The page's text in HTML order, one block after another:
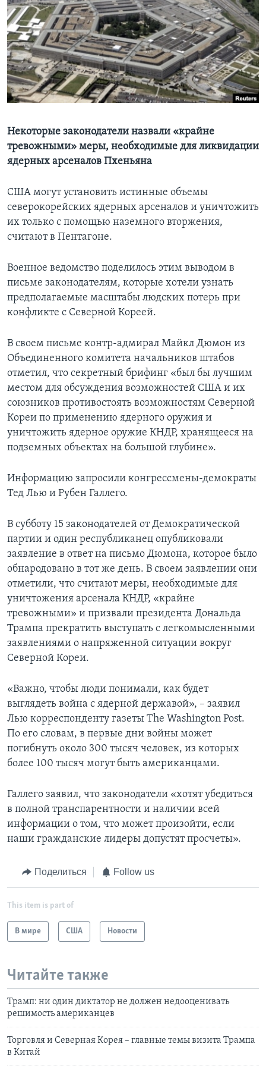
Learning English
СОЦИАЛЬНЫЕ СЕТИ
Некоторые законодатели назвали «крайне
тревожными» меры, необходимые для ликвидации
ядерных арсеналов Пхеньяна
США могут установить истинные объемы
северокорейских ядерных арсеналов и уничтожить
их только с помощью наземного вторжения,
считают в Пентагоне.
Военное ведомство поделилось этим выводом в
письме законодателям, которые хотели узнать
предполагаемые масштабы людских потерь при
конфликте с Северной Кореей.
В своем письме контр-адмирал Майкл Дюмон из
Объединенного комитета начальников штабов
отметил, что секретный брифинг «был бы лучшим
местом для обсуждения возможностей США и их
союзников противостоять возможностям Северной
Кореи по применению ядерного оружия и
уничтожить ядерное оружие КНДР, хранящееся на
подземных объектах на большой глубине».
Информацию запросили конгрессмены-демократы
Тед Лью и Рубен Галлего.
В субботу 15 законодателей от Демократической
партии и один республиканец опубликовали
заявление в ответ на письмо Дюмона, которое было
обнародовано в тот же день. В своем заявлении они
отметили, что считают меры, необходимые для
уничтожения арсенала КНДР, «крайне
тревожными» и призвали президента Дональда
Трампа прекратить выступать с легкомысленными
заявлениями о напряженной ситуации вокруг
Северной Кореи.
«Важно, чтобы люди понимали, как будет
выглядеть война с ядерной державой», – заявил
Лью корреспонденту газеты The Washington Post.
По его словам, в первые дни войны может
погибнуть около 300 тысяч человек, из которых
более 100 тысяч могут быть американцами.
Галлего заявил, что законодатели «хотят убедиться
в полной транспарентности и наличии всей
информации о том, что может произойти, если
наши гражданские лидеры допустят просчеты».
Поделиться Follow us
This item is part of
В мире США Новости
Читайте также
Трамп: ни один диктатор не должен недооценивать
решимость американцев
Торговля и Северная Корея – главные темы визита Трампа
в Китай